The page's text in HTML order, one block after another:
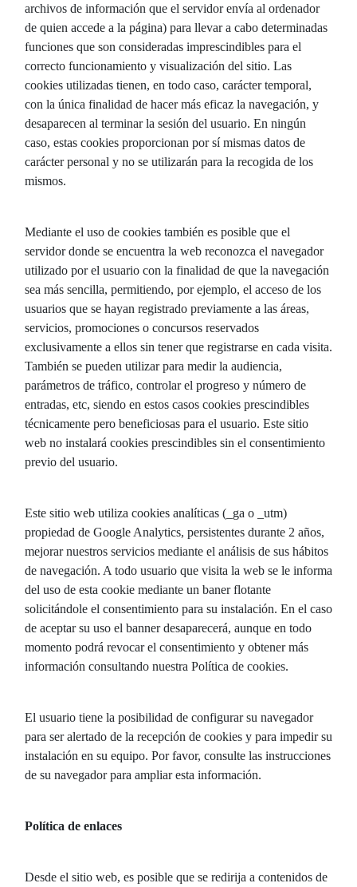
archivos de información que el servidor envía al ordenador
de quien accede a la página) para llevar a cabo determinadas
funciones que son consideradas imprescindibles para el
correcto funcionamiento y visualización del sitio. Las
cookies utilizadas tienen, en todo caso, carácter temporal,
con la única finalidad de hacer más eficaz la navegación, y
desaparecen al terminar la sesión del usuario. En ningún
caso, estas cookies proporcionan por sí mismas datos de
carácter personal y no se utilizarán para la recogida de los
mismos.
Mediante el uso de cookies también es posible que el
servidor donde se encuentra la web reconozca el navegador
utilizado por el usuario con la finalidad de que la navegación
sea más sencilla, permitiendo, por ejemplo, el acceso de los
usuarios que se hayan registrado previamente a las áreas,
servicios, promociones o concursos reservados
exclusivamente a ellos sin tener que registrarse en cada visita.
También se pueden utilizar para medir la audiencia,
parámetros de tráfico, controlar el progreso y número de
entradas, etc, siendo en estos casos cookies prescindibles
técnicamente pero beneficiosas para el usuario. Este sitio
web no instalará cookies prescindibles sin el consentimiento
previo del usuario.
Este sitio web utiliza cookies analíticas (_ga o _utm)
propiedad de Google Analytics, persistentes durante 2 años,
mejorar nuestros servicios mediante el análisis de sus hábitos
de navegación. A todo usuario que visita la web se le informa
del uso de esta cookie mediante un baner flotante
solicitándole el consentimiento para su instalación. En el caso
de aceptar su uso el banner desaparecerá, aunque en todo
momento podrá revocar el consentimiento y obtener más
información consultando nuestra Política de cookies.
El usuario tiene la posibilidad de configurar su navegador
para ser alertado de la recepción de cookies y para impedir su
instalación en su equipo. Por favor, consulte las instrucciones
de su navegador para ampliar esta información.
Política de enlaces
Desde el sitio web, es posible que se redirija a contenidos de